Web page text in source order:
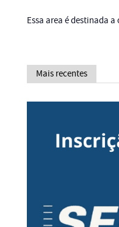
Essa area é destinada
Mais recentes